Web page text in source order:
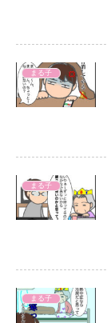
まる子
まる子
まる子